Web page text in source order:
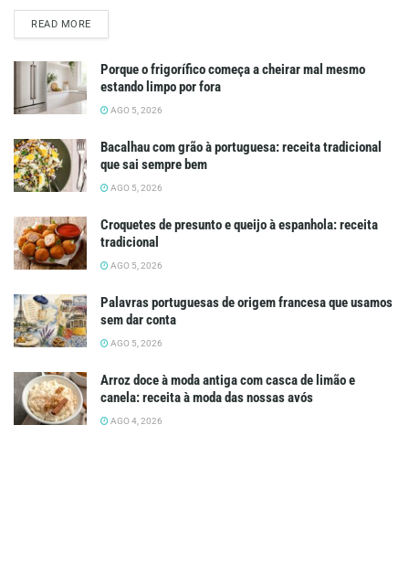
READ MOREDETAILS
Porque o frigorífico começa a cheirar mal mesmo
estando limpo por fora
AGO 5, 2026
Bacalhau com grão à portuguesa: receita tradicional
que sai sempre bem
AGO 5, 2026
Croquetes de presunto e queijo à espanhola: receita
tradicional
AGO 5, 2026
Palavras portuguesas de origem francesa que usamos
sem dar conta
AGO 5, 2026
Arroz doce à moda antiga com casca de limão e
canela: receita à moda das nossas avós
AGO 4, 2026